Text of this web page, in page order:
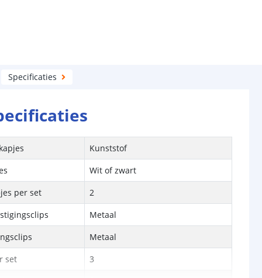
Specificaties
Kunststof
Wit of zwart
per set
2
Metaal
Metaal
set
3